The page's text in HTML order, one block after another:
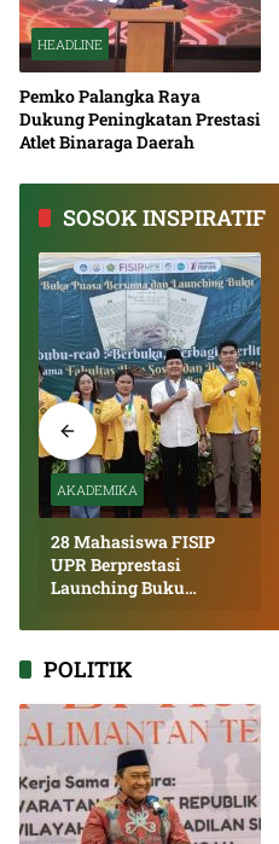
HEADLINE
Pemko Palangka Raya
Dukung Peningkatan Prestasi
Atlet Binaraga Daerah
SOSOK INSPIRATIF
AKADEMIKA
28 Mahasiswa FISIP
UPR Berprestasi
Launching Buku
POLITIK